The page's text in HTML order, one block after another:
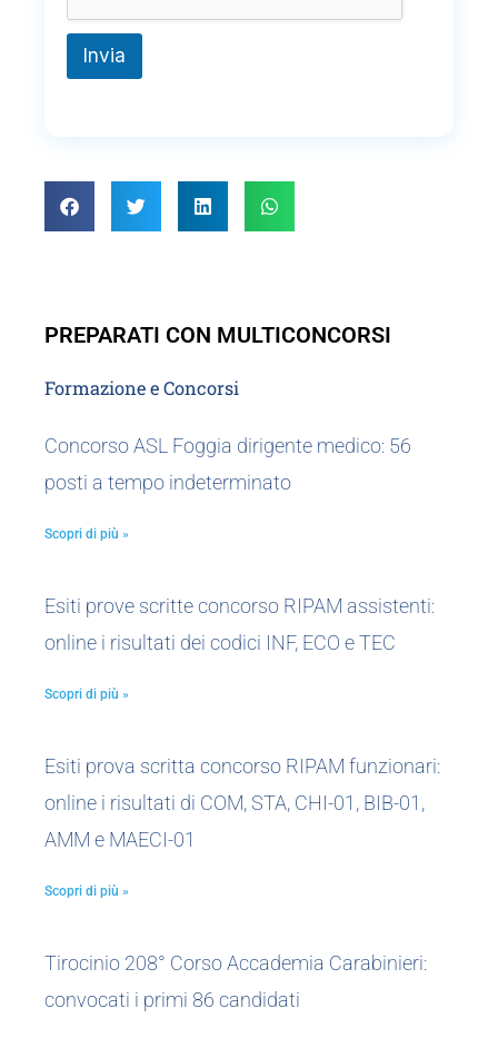
Invia
PREPARATI CON MULTICONCORSI
Formazione e Concorsi
Concorso ASL Foggia dirigente medico: 56
posti a tempo indeterminato
Scopri di più »
Esiti prove scritte concorso RIPAM assistenti:
online i risultati dei codici INF, ECO e TEC
Scopri di più »
Esiti prova scritta concorso RIPAM funzionari:
online i risultati di COM, STA, CHI-01, BIB-01,
AMM e MAECI-01
Scopri di più »
Tirocinio 208° Corso Accademia Carabinieri:
convocati i primi 86 candidati